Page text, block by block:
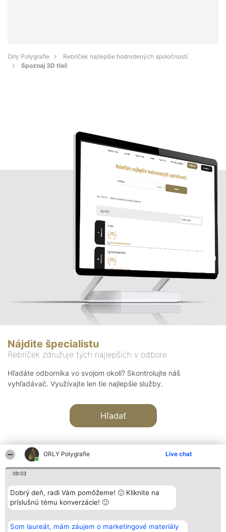
ORLY Polygrafie Live chat
09:03
Dobrý deň, radi Vám pomôžeme! 🙂 Kliknite na
príslušnú tému konverzácie! 🙂
Som laureát, mám záujem o marketingové materiály
Orly Polygrafie
Rebríček najlepšie hodnotených spoločností.
Spoznaj 3D tlač
Nájdite špecialistu
Rebríček združuje tých najlepších v odbore
Hľadáte odborníka vo svojom okolí? Skontrolujte náš
vyhľadávač. Využívajte len tie najlepšie služby.
Hľadať
Organizátor hodnotenia
Bright Side Solutions sp. z o.
o. sp. k.
Wrocław 50-079
KRS 0000749100 | Regon
Hodnotenie
Laureáti
Lista
Laureatów
Podmienky
Kontakt
Kontakt